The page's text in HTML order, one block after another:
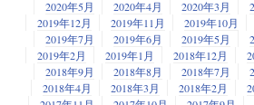
2020年5月
2020年4月 2020年3月
2019年12月
2019年11月 2019年10月
2019年7月
2019年6月 2019年5月
2019年2月
2019年1月 2018年12月
2018年9月
2018年8月 2018年7月
2018年4月
2018年3月 2018年2月